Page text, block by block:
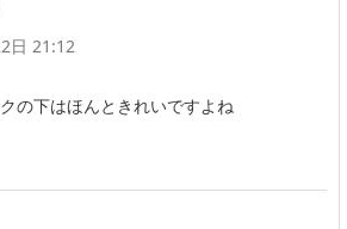
日 21:12
の下はほんときれいですよね